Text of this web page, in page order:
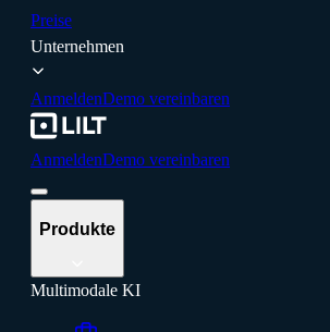
Preise
Unternehmen
AnmeldenDemo vereinbaren
AnmeldenDemo vereinbaren
Produkte
Multimodale KI